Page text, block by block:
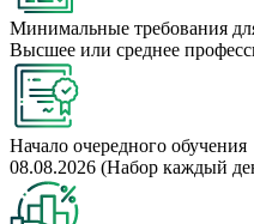
Минимальные требования
Высшее или среднее
Начало очередного обучения
08.08.2026 (Набор каждый